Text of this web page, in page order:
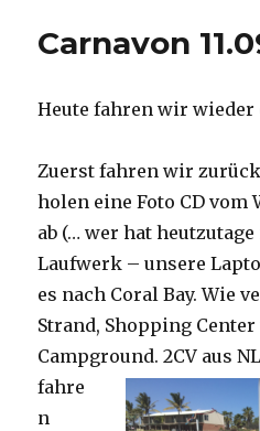
Carnavon
Heute fahren wir wieder
Zuerst fahren wir
holen eine Foto CD vom
ab (… wer hat
Laufwerk – unsere
es nach Coral Bay. Wie
Strand, Shopping
Campground.2CV aus
fahre
n